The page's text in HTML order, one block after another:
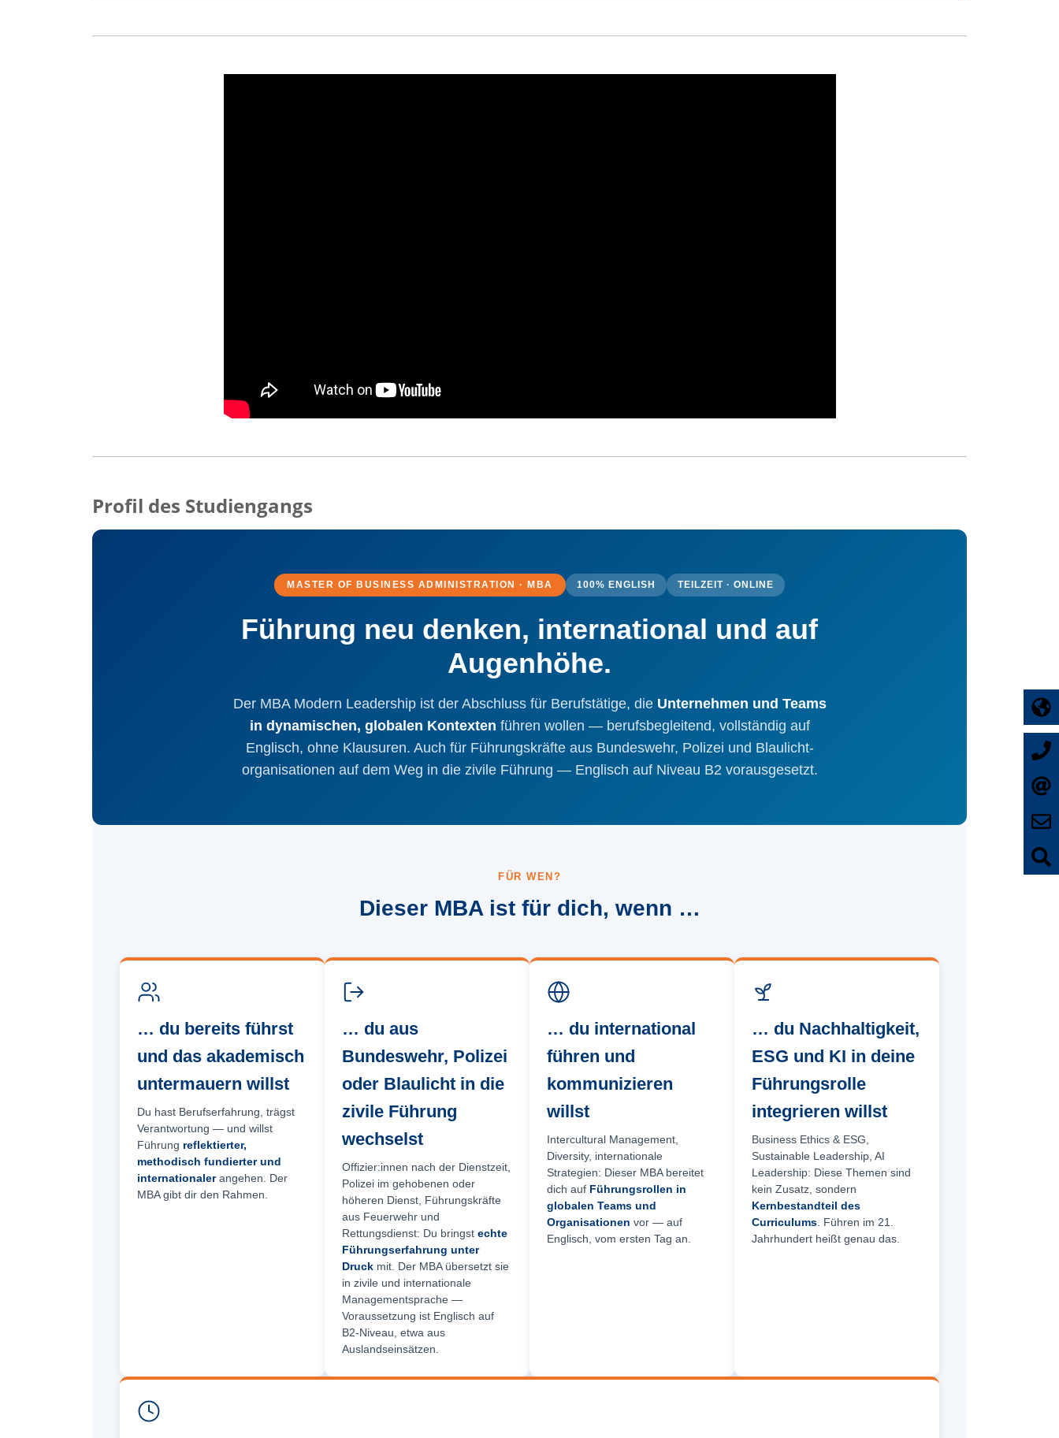
Profil des Studiengangs
MASTER OF BUSINESS ADMINISTRATION · MBA 100% ENGLISH TEILZEIT · ONLINE
Führung neu denken, international und auf
Augenhöhe.
Der MBA Modern Leadership ist der Abschluss für Berufstätige, die Unternehmen und Teams
in dynamischen, globalen Kontexten führen wollen — berufsbegleitend, vollständig auf
Englisch, ohne Klausuren. Auch für Führungskräfte aus Bundeswehr, Polizei und Blaulicht­
organisationen auf dem Weg in die zivile Führung — Englisch auf Niveau B2 vorausgesetzt.
FÜR WEN?
Dieser MBA ist für dich, wenn …
… du bereits führst
und das akademisch
untermauern willst
Du hast Berufserfahrung, trägst
Verantwortung — und willst
Führung reflektierter,
methodisch fundierter und
internationalerangehen. Der
MBA gibt dir den Rahmen.
… du aus
Bundeswehr, Polizei
oder Blaulicht in die
zivile Führung
wechselst
Offizier:innen nach der Dienstzeit,
Polizei im gehobenen oder
höheren Dienst, Führungskräfte
aus Feuerwehr und
Rettungsdienst: Du bringst echte
Führungserfahrung unter
Druck mit. Der MBA übersetzt sie
in zivile und internationale
Management­sprache —
Voraussetzung ist Englisch auf
B2-Niveau, etwa aus
Auslandseinsätzen.
… du international
führen und
kommunizieren
willst
Intercultural Management,
Diversity, internationale
Strategien: Dieser MBA bereitet
dich auf Führungsrollen in
globalen Teams und
Organisationen vor — auf
Englisch, vom ersten Tag an.
… du Nachhaltigkeit,
ESG und KI in deine
Führungsrolle
integrieren willst
Business Ethics & ESG,
Sustainable Leadership, AI
Leadership: Diese Themen sind
kein Zusatz, sondern
Kernbestandteil des
Curriculums . Führen im 21.
Jahrhundert heißt genau das.